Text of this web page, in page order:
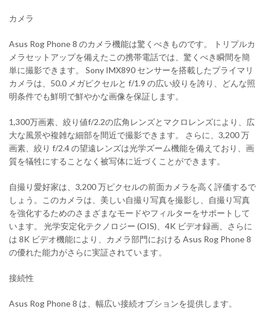
カメラ
Asus Rog Phone 8 のカメラ機能は驚くべきものです。 トリプルカ
メラセットアップを備えたこの携帯電話では、驚くべき瞬間を簡
単に撮影できます。 Sony IMX890 センサーを搭載したプライマリ
カメラは、50.0 メガピクセルと f/1.9 の広い絞りを誇り、どんな照
明条件でも鮮明で鮮やかな画像を保証します。
1,300万画素、絞り値f/2.2の広角レンズとマクロレンズにより、広
大な風景や複雑な細部を間近で撮影できます。 さらに、3,200 万
画素、絞り f/2.4 の望遠レンズは光学ズーム機能を備えており、画
質を犠牲にすることなく被写体に近づくことができます。
自撮り愛好家は、3,200 万ピクセルの前面カメラを高く評価するで
しょう。このカメラは、美しい自撮り写真を撮影し、自撮り写真
を強化するためのさまざまなモードやフィルターをサポートして
います。 光学安定化テクノロジー (OIS)、4K ビデオ録画、さらに
は 8K ビデオ機能により、カメラ部門における Asus Rog Phone 8
の優れた能力がさらに実証されています。
接続性
Asus Rog Phone 8 は、幅広い接続オプションを提供します。